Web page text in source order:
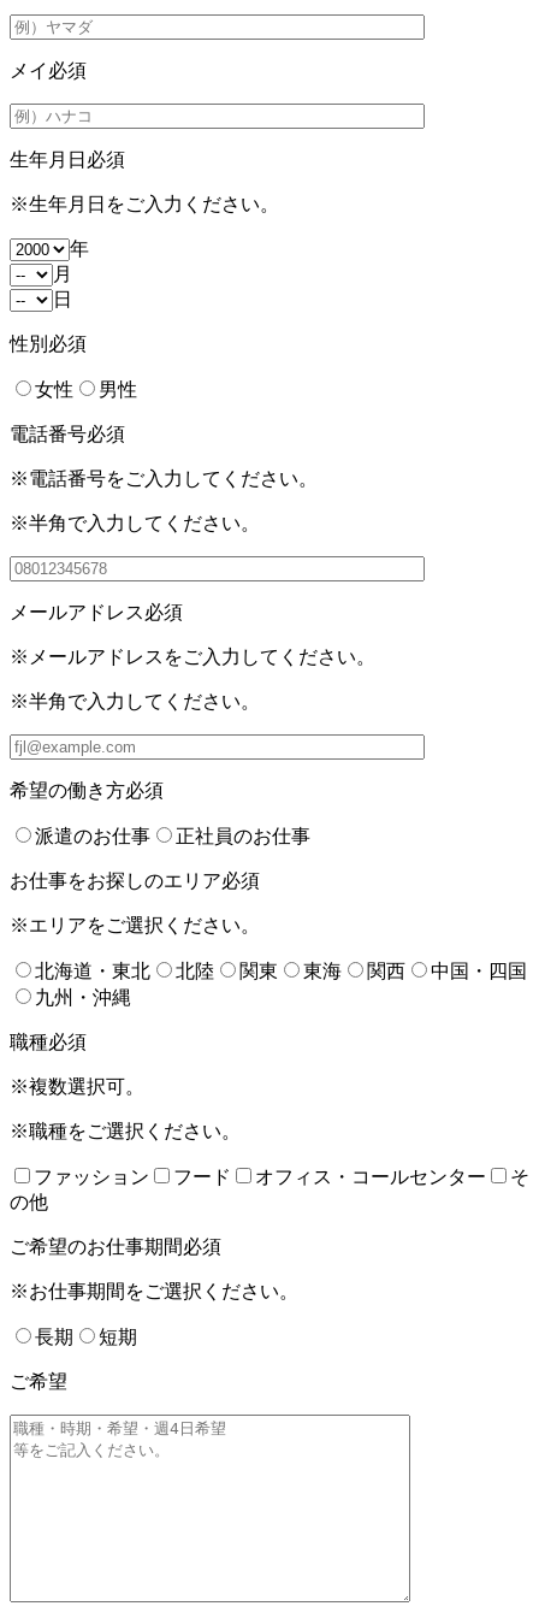
メイ 必須
生年月日 必須
※生年月日をご入力ください。
年
月
日
性別 必須
女性 男性
電話番号必須
※電話番号をご入力してください。
※半角で入力してください。
メールアドレス必須
※メールアドレスをご入力してください。
※半角で入力してください。
希望の働き方必須
派遣のお仕事 正社員のお仕事
お仕事をお探しのエリア必須
※エリアをご選択ください。
北海道・東北 北陸 関東 東海 関西
中国・四国
九州・沖縄
職種必須
※複数選択可。
※職種をご選択ください。
ファッション フード オフィス・コールセンター
そ
の他
ご希望のお仕事期間必須
※お仕事期間をご選択ください。
長期 短期
ご希望